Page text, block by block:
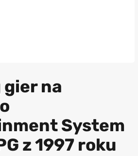
gier na
System
z 1997 roku